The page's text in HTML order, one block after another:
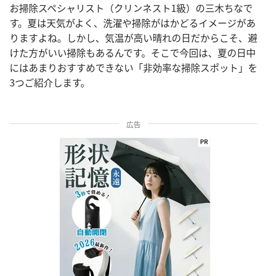
お掃除スペシャリスト（クリンネスト1級）の三木ちなで
す。夏は天気がよく、洗濯や掃除がはかどるイメージがあ
りますよね。しかし、気温が高い晴れの日だからこそ、避
けた方がいい掃除もあるんです。そこで今回は、夏の日中
にはあまりおすすめできない「非効率な掃除スポット」を
3つご紹介します。
広告